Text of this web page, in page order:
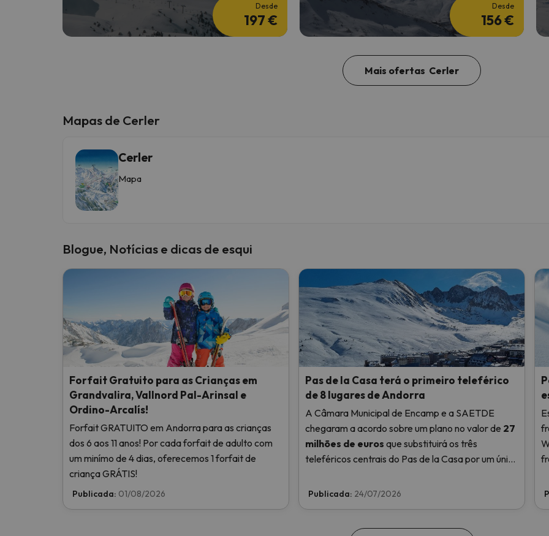
Desde
197 €
Desde
156 €
Mais ofertas Cerler
Mapas de Cerler
Cerler
Mapa
Blogue, Notícias e dicas de esqui
Forfait Gratuito para as Crianças em
Grandvalira, Vallnord Pal-Arinsal e
Ordino-Arcalís!
Forfait GRATUITO em Andorra para as crianças
dos 6 aos 11 anos! Por cada forfait de adulto com
um minímo de 4 dias, oferecemos 1 forfait de
criança GRÁTIS!
Publicada: 01/08/2026
Pas de la Casa terá o primeiro teleférico
de 8 lugares de Andorra
A Câmara Municipal de Encamp e a SAETDE
chegaram a acordo sobre um plano no valor de 27
milhões de euros que substituirá os três
teleféricos centrais do Pas de la Casa por um único
individual e ligará o teleférico Pioners ao lago de
Publicada: 24/07/2026